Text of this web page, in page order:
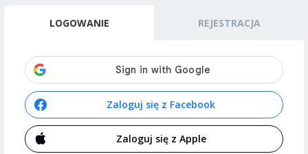
LOGOWANIE REJESTRACJA
Zaloguj się z Facebook
Zaloguj się z Apple